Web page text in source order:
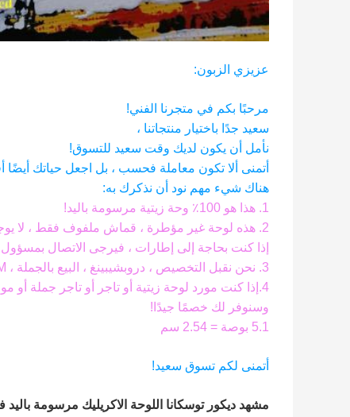
عزيزي الزبون:
مرحبًا بكم في متجرنا الفني!
سعيد جدًا باختيار منتجاتنا ،
نأمل أن يكون لديك وقت سعيد للتسوق!
أتمنى ألا تكون معاملة فحسب ، بل اجعل حياتك أيضًا
هناك شيء مهم نود أن نذكرك به:
1. هذا هو 100٪ وحة زيتية مرسومة باليد!
2. هذه لوحة غير مؤطرة ، قماش ملفوف فقط ، لا يوجد إطار خارجي ولا إطار داخلي.
إذا كنت بحاجة إلى إطارات ، فيرجى الاتصال
3. نحن نقبل التخصيص ، دروبشيبينغ ، البيع بالجملة ، OEM ، إلخ. لا تتردد في الاتصال بنا عن طريق الرسائل.
4.إذا كنت مورد لوحة زيتية أو تاجر أو تاجر جملة أو
وسنوفر لك خصمًا جيدًا!
5.1 بوصة = 2.54 سم
أتمنى لكم تسوق سعيد!
مشهد ديكور توسكانا اللوحة الاكريليك مرسومة